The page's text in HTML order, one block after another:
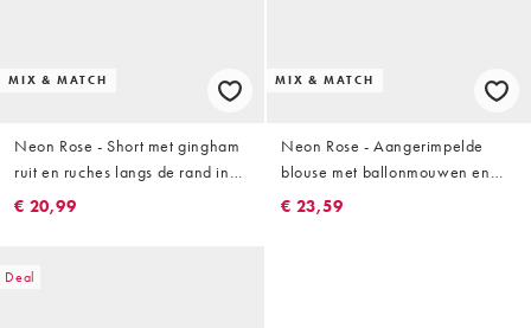
MIX & MATCH
Neon Rose - Short met gingham
ruit en ruches langs de rand in
zwart, deel van co-ord set
€ 20,99
MIX & MATCH
Neon Rose - Aangerimpelde
blouse met ballonmouwen en
gingham ruit in zwart, deel van
€ 23,59
Deal